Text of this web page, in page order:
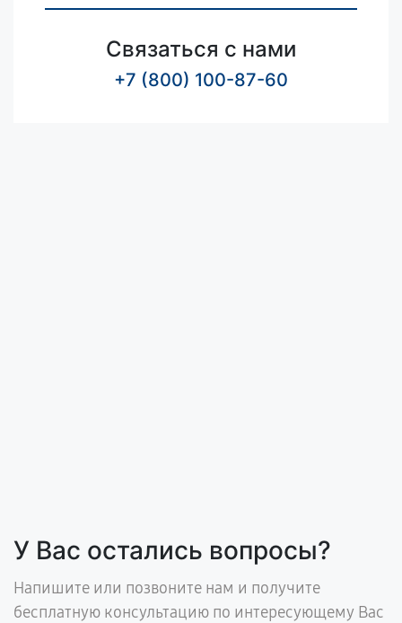
Связаться с нами
+7 (800) 100-87-60
У Вас остались вопросы?
Напишите или позвоните нам и получите
бесплатную консультацию по интересующему Вас